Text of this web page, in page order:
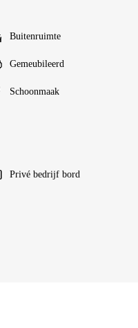
Buitenruimte
Gemeubileerd
Schoonmaak
Privé bedrijf bord